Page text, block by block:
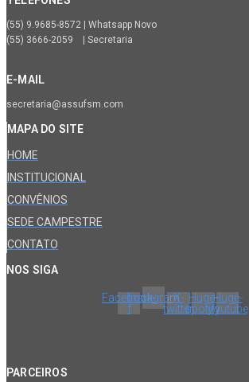
(55) 9.9685-8572 | Whatsapp Novo
(55) 3666-2059 | Secretaria
E-MAIL
secretaria@assufsm.com
MAPA DO SITE
HOME
INSTITUCIONAL
CONVÊNIOS
SEDE CAMPESTRE
CONTATO
NOS SIGA
Facebook-
f
InstagramX-
twitter
Huge-
spotify
Huge-
youtube
PARCEIROS